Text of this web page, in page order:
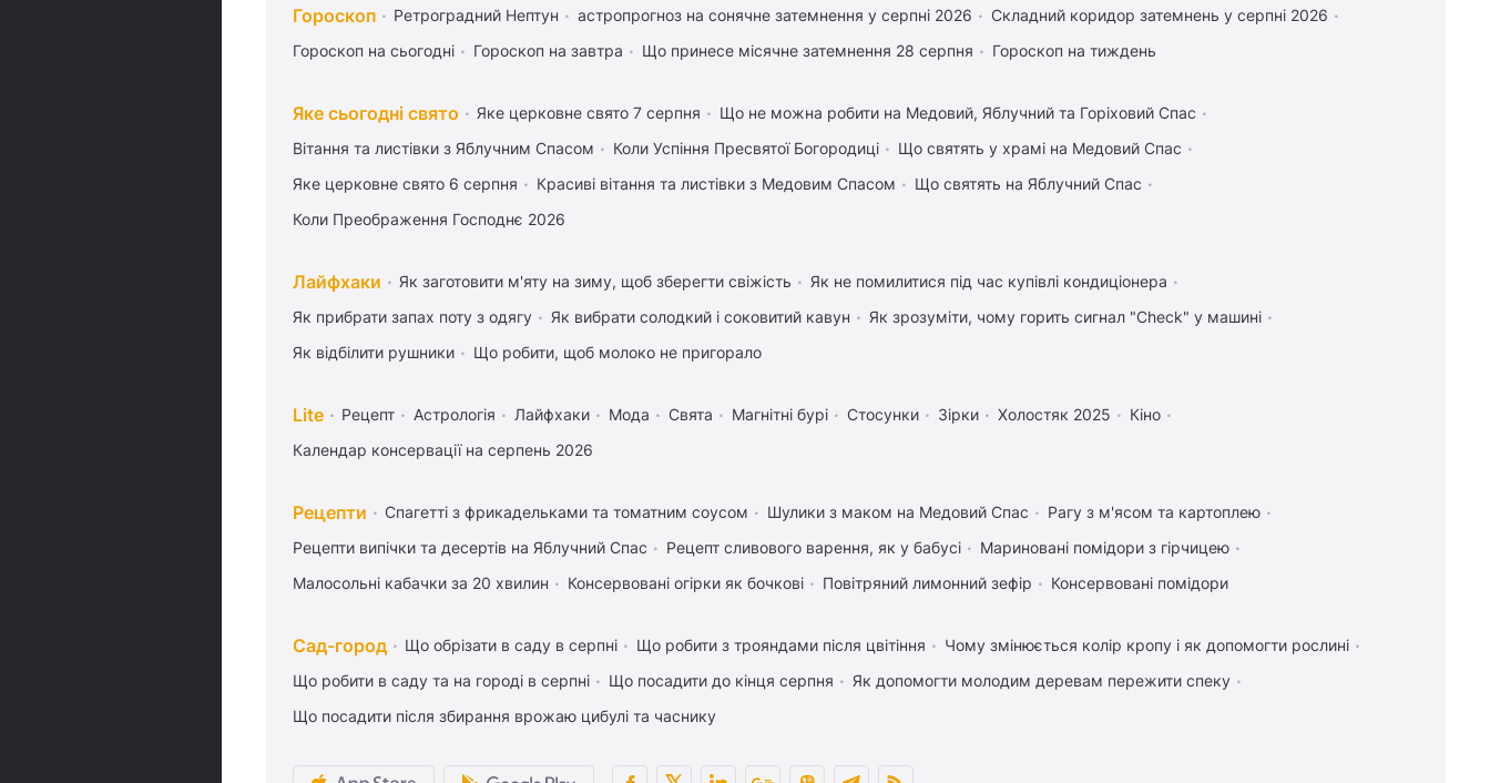
Гороскоп Ретроградний Нептун астропрогноз на сонячне затемнення у серпні 2026
Складний коридор затемнень у серпні 2026
Гороскоп на сьогодні
Гороскоп на завтра Що принесе місячне затемнення 28 серпня Гороскоп на тиждень
Яке сьогодні свято Яке церковне свято 7 серпня
Що не можна робити на Медовий, Яблучний та Горіховий Спас
Вітання та листівки з Яблучним Спасом
Коли Успіння Пресвятої Богородиці
Що святять у храмі на Медовий Спас
Яке церковне свято 6 серпня
Красиві вітання та листівки з Медовим Спасом
Що святять на Яблучний Спас
Коли Преображення Господнє 2026
Лайфхаки Як заготовити м'яту на зиму, щоб зберегти свіжість
Як не помилитися під час купівлі кондиціонера
Як прибрати запах поту з одягу
Як вибрати солодкий і соковитий кавун
Як зрозуміти, чому горить сигнал "Check" у машині
Як відбілити рушники
Що робити, щоб молоко не пригорало
Lite Рецепт Астрологія Лайфхаки Мода Свята Магнітні бурі Стосунки Зірки Холостяк 2025
Кіно
Календар консервації на серпень 2026
Рецепти Спагетті з фрикадельками та томатним соусом Шулики з маком на Медовий Спас
Рагу з м'ясом та картоплею
Рецепти випічки та десертів на Яблучний Спас
Рецепт сливового варення, як у бабусі
Мариновані помідори з гірчицею
Малосольні кабачки за 20 хвилин
Консервовані огірки як бочкові Повітряний лимонний зефір Консервовані помідори
Сад-город Що обрізати в саду в серпні Що робити з трояндами після цвітіння
Чому змінюється колір кропу і як допомогти рослині
Що робити в саду та на городі в серпні
Що посадити до кінця серпня
Як допомогти молодим деревам пережити спеку
Що посадити після збирання врожаю цибулі та часнику